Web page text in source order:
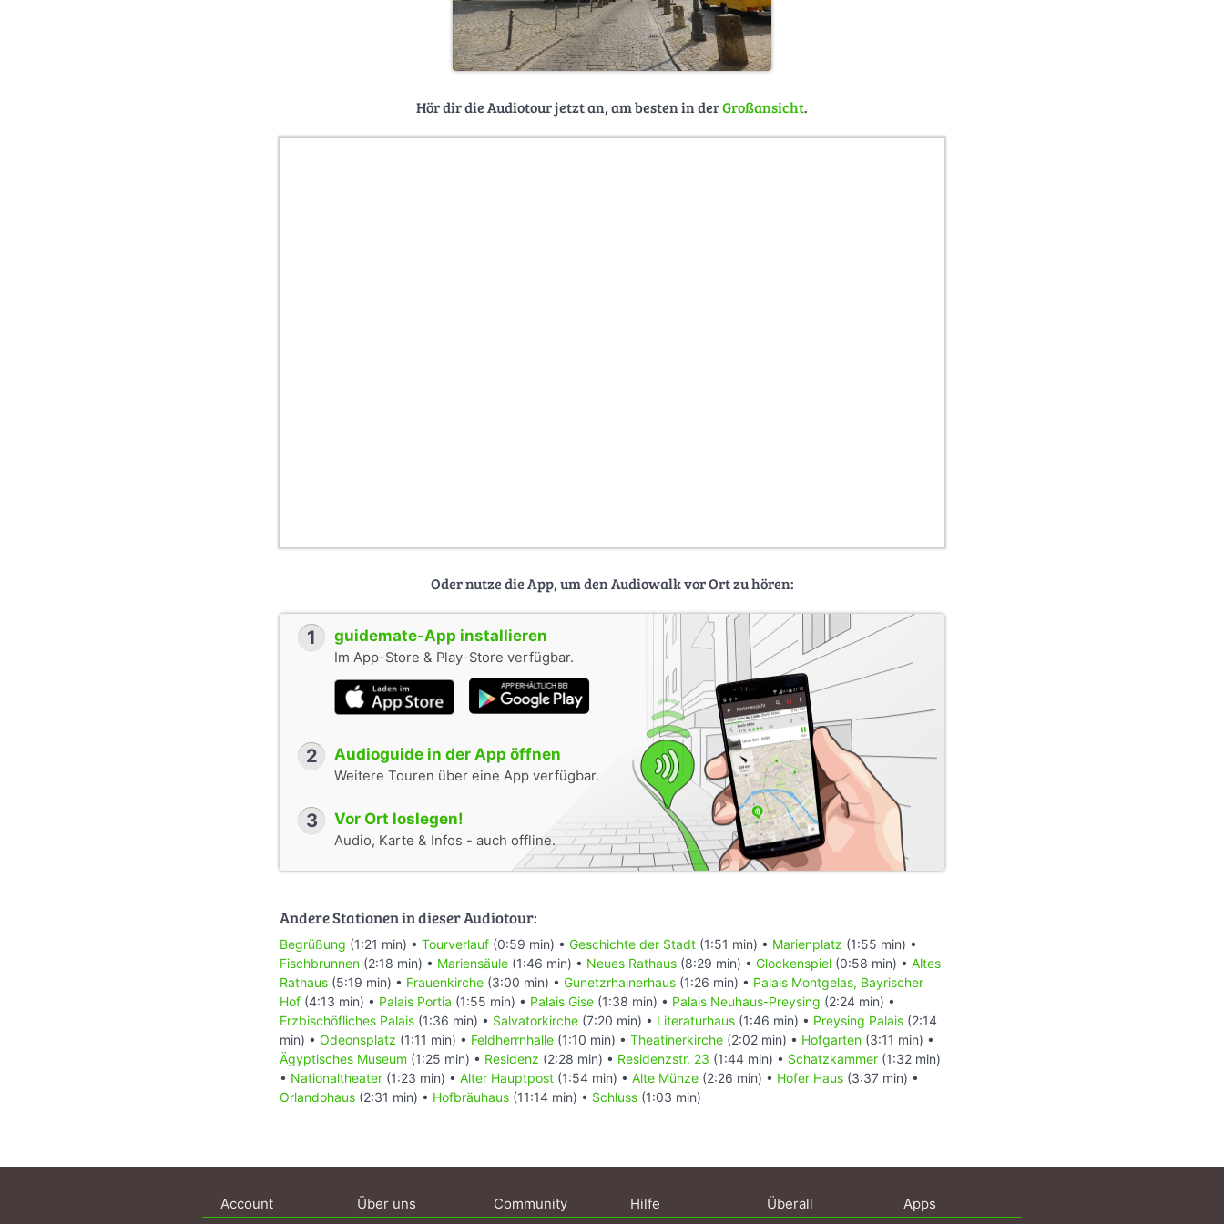
Hör dir die Audiotour jetzt an, am besten in derGroßansicht.
Oder nutze die App, um den Audiowalk vor Ort zu hören:
1 guidemate-App installieren
Im App-Store & Play-Store verfügbar.
2 Audioguide in der App öffnen
Weitere Touren über eine App verfügbar.
3 Vor Ort loslegen!
Audio, Karte & Infos - auch offline.
Andere Stationen in dieser Audiotour:
Begrüßung (1:21 min) • Tourverlauf (0:59 min) • Geschichte der Stadt (1:51 min) • Marienplatz (1:55 min) •
Fischbrunnen (2:18 min) • Mariensäule (1:46 min) • Neues Rathaus (8:29 min) • Glockenspiel (0:58 min) • Altes
Rathaus (5:19 min) • Frauenkirche (3:00 min) • Gunetzrhainerhaus (1:26 min) • Palais Montgelas, Bayrischer
Hof (4:13 min) • Palais Portia (1:55 min) • Palais Gise (1:38 min) • Palais Neuhaus-Preysing (2:24 min) •
Erzbischöfliches Palais (1:36 min) • Salvatorkirche (7:20 min) • Literaturhaus (1:46 min) • Preysing Palais (2:14
min) • Odeonsplatz (1:11 min) • Feldherrnhalle (1:10 min) • Theatinerkirche (2:02 min) • Hofgarten (3:11 min) •
Ägyptisches Museum (1:25 min) • Residenz (2:28 min) • Residenzstr. 23 (1:44 min) • Schatzkammer (1:32 min)
• Nationaltheater (1:23 min) • Alter Hauptpost (1:54 min) • Alte Münze (2:26 min) • Hofer Haus (3:37 min) •
Orlandohaus (2:31 min) • Hofbräuhaus (11:14 min) • Schluss (1:03 min)
Account Über uns Community Hilfe Überall Apps